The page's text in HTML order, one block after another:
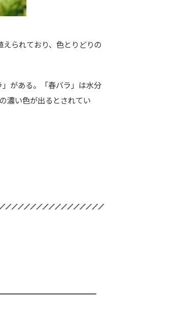
えられており、色とりどりの
がある。「春バラ」は水分
濃い色が出るとされてい